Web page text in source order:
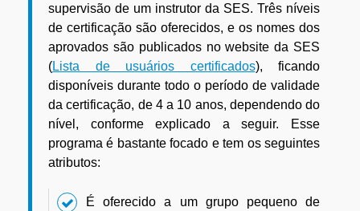
supervisão de um instrutor da SES. Três níveis
de certificação são oferecidos, e os nomes dos
aprovados são publicados no website da SES
(Lista de usuários certificados), ficando
disponíveis durante todo o período de validade
da certificação, de 4 a 10 anos, dependendo do
nível, conforme explicado a seguir. Esse
programa é bastante focado e tem os seguintes
atributos:
É oferecido a um grupo pequeno de